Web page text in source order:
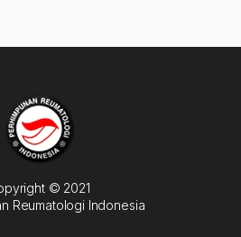
© 2021
Reumatologi Indonesia